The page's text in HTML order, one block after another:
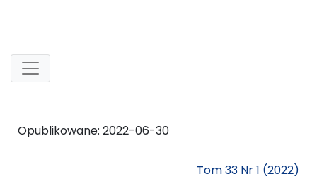
Opublikowane: 2022-06-30
Tom 33 Nr 1 (2022)